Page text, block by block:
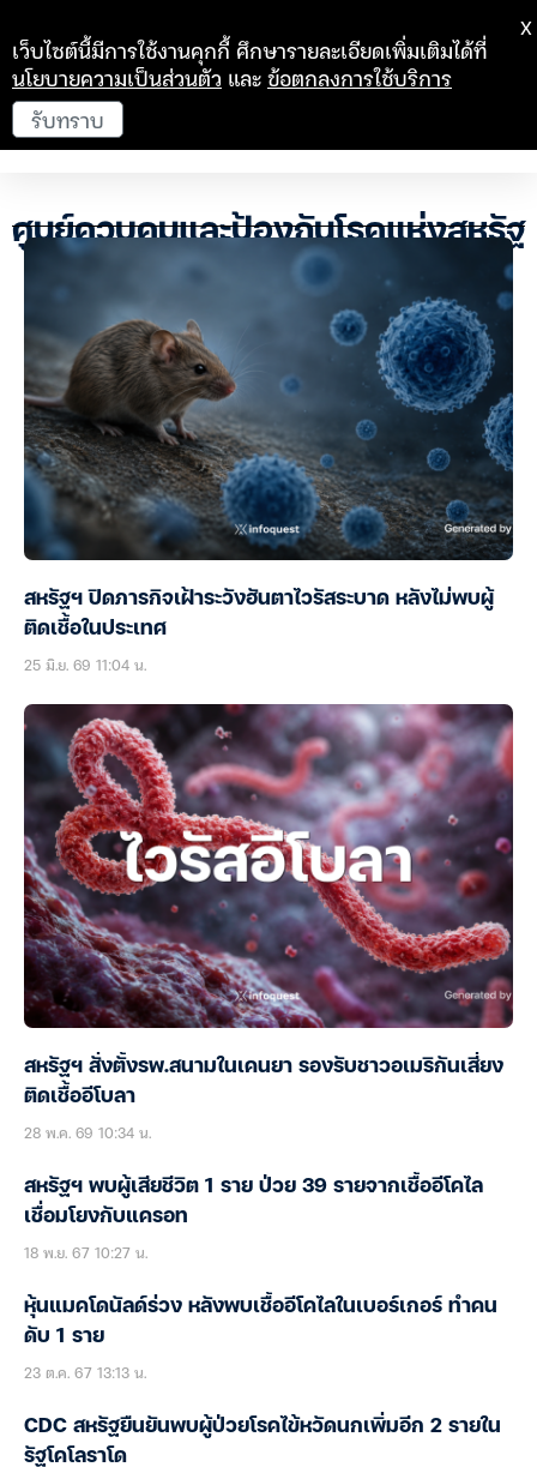
ศูนย์ควบคุมและป้องกันโรคแห่งสหรัฐ
สหรัฐฯ ปิดภารกิจเฝ้าระวังฮันตาไวรัสระบาด หลังไม่พบผู้
ติดเชื้อในประเทศ
25 มิ.ย. 69 11:04 น.
สหรัฐฯ สั่งตั้งรพ.สนามในเคนยา รองรับชาวอเมริกันเสี่ยง
ติดเชื้ออีโบลา
28 พ.ค. 69 10:34 น.
สหรัฐฯ พบผู้เสียชีวิต 1 ราย ป่วย 39 รายจากเชื้ออีโคไล
เชื่อมโยงกับแครอท
18 พ.ย. 67 10:27 น.
หุ้นแมคโดนัลด์ร่วง หลังพบเชื้ออีโคไลในเบอร์เกอร์ ทำคน
ดับ 1 ราย
23 ต.ค. 67 13:13 น.
CDC สหรัฐยืนยันพบผู้ป่วยโรคไข้หวัดนกเพิ่มอีก 2 รายใน
รัฐโคโลราโด
เว็บไซต์นี้มีการใช้งานคุกกี้ ศึกษารายละเอียดเพิ่มเติมได้ที่
นโยบายความเป็นส่วนตัว และข้อตกลงการใช้บริการ
รับทราบ
X